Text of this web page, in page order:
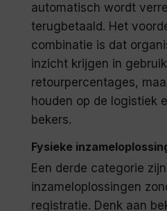
automatisch wordt
terugbetaald. Het
combinatie is dat
inzicht krijgen in
retourpercentages,
houden op de logistiek
bekers.
Fysieke
Een derde categorie
inzameloplossingen
registratie. Denk aan